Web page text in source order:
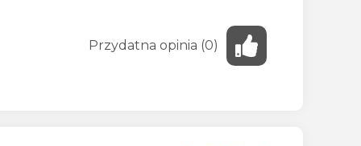
Przydatna opinia (0)